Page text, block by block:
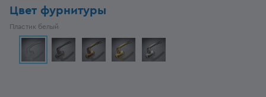
Цвет фурнитуры
Пластик белый